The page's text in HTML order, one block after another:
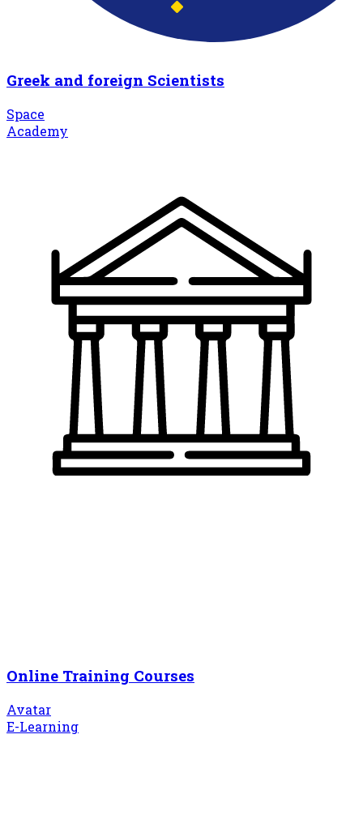
Greek and foreign Scientists
Space
Academy
Online Training Courses
Avatar
E-Learning